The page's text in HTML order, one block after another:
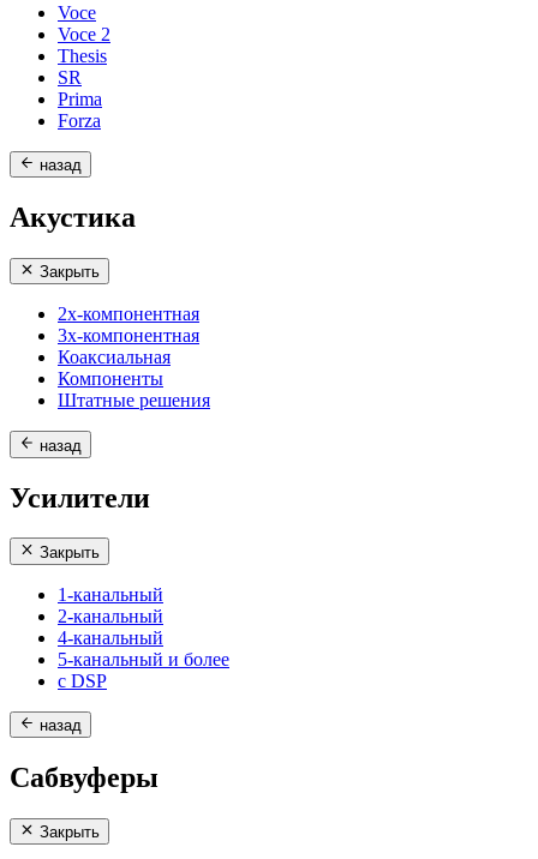
Voce
Voce 2
Thesis
SR
Prima
Forza
назад
Акустика
Закрыть
2х-компонентная
3х-компонентная
Коаксиальная
Компоненты
Штатные решения
назад
Усилители
Закрыть
1-канальный
2-канальный
4-канальный
5-канальный и более
с DSP
назад
Сабвуферы
Закрыть